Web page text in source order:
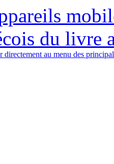
du livre
directement au menu des